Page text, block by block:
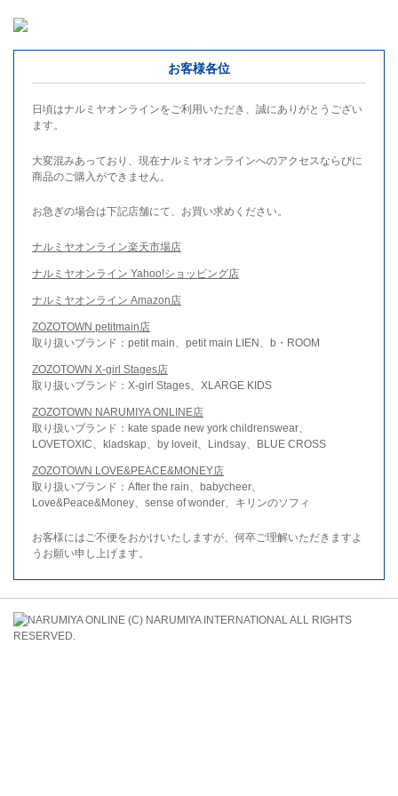
お客様各位
日頃はナルミヤオンラインをご利用いただき、誠にありがとうござい
ます。
大変混みあっており、現在ナルミヤオンラインへのアクセスならびに
商品のご購入ができません。
お急ぎの場合は下記店舗にて、お買い求めください。
ナルミヤオンライン楽天市場店
ナルミヤオンライン Yahoo!ショッピング店
ナルミヤオンライン Amazon店
ZOZOTOWN petitmain店
取り扱いブランド：petit main、petit main LIEN、b・ROOM
ZOZOTOWN X-girl Stages店
取り扱いブランド：X-girl Stages、XLARGE KIDS
ZOZOTOWN NARUMIYA ONLINE店
取り扱いブランド：kate spade new york childrenswear、
LOVETOXIC、kladskap、by loveit、Lindsay、BLUE CROSS
ZOZOTOWN LOVE&PEACE&MONEY店
取り扱いブランド：After the rain、babycheer、
Love&Peace&Money、sense of wonder、キリンのソフィ
お客様にはご不便をおかけいたしますが、何卒ご理解いただきますよ
うお願い申し上げます。